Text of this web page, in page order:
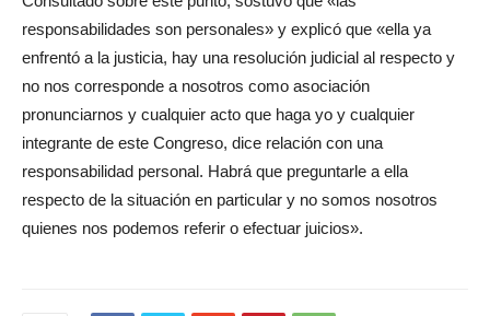
responsabilidades son personales» y explicó que «ella ya
enfrentó a la justicia, hay una resolución judicial al respecto y
no nos corresponde a nosotros como asociación
pronunciarnos y cualquier acto que haga yo y cualquier
integrante de este Congreso, dice relación con una
responsabilidad personal. Habrá que preguntarle a ella
respecto de la situación en particular y no somos nosotros
quienes nos podemos referir o efectuar juicios».